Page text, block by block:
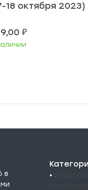
18 октября 2023)
₽
в
•